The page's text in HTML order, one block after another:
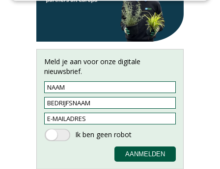
Meld je aan voor onze digitale
nieuwsbrief.